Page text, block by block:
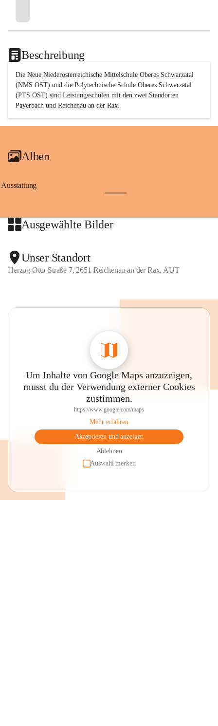
Beschreibung
Die Neue Niederösterreichische Mittelschule Oberes Schwarzatal
(NMS OST) und die Polytechnische Schule Oberes Schwarzatal
(PTS OST) sind Leistungsschulen mit den zwei Standorten
Payerbach und Reichenau an der Rax.
Alben
Ausstattung
Ausgewählte Bilder
Unser Standort
Herzog Otto-Straße 7, 2651 Reichenau an der Rax, AUT
Um Inhalte von Google Maps anzuzeigen,
musst du der Verwendung externer Cookies
zustimmen.
https://www.google.com/maps
Mehr erfahren
Akzeptieren und anzeigen
Ablehnen
Auswahl merken